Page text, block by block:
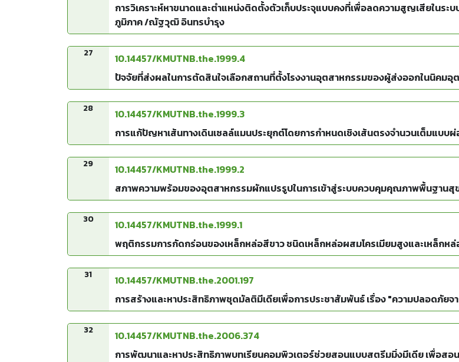
การวิเคราะห์หาขนาดและตำแหน่งติดตั้งตัวเก็บประจุแบบคงที่เพื่อลดความสูญเสียในระ
ภูมิภาค /ณัฐวุฒิ อินทรบำรุง
27 10.14457/KMUTNB.the.1999.4
ปัจจัยที่ส่งผลในการตัดสินใจเลือกสถานที่ตั้งโรงงานอุตสาหกรรมของผู้ส่งออกในนิคมอุ
28 10.14457/KMUTNB.the.1999.3
การแก้ปัญหาเส้นทางเดินเซลล์แมนประยุกต์โดยการกำหนดเชิงเส้นตรงจำนวนเต็มแบบ
29 10.14457/KMUTNB.the.1999.2
สภาพความพร้อมของอุตสาหกรรมผักแปรรูปในการเข้าสู่ระบบควบคุมคุณภาพพื้นฐานสุ
30 10.14457/KMUTNB.the.1999.1
พฤติกรรมการกัดกร่อนของเหล็กหล่อสีขาว ชนิดเหล็กหล่อผสมโครเมียมสูงและเหล็กห
31 10.14457/KMUTNB.the.2001.197
การสร้างและหาประสิทธิภาพชุดมัลติมีเดียเพื่อการประชาสัมพันธ์ เรื่อง "ความปลอดภั
32 10.14457/KMUTNB.the.2006.374
การพัฒนาและหาประสิทธิภาพบทเรียนคอมพิวเตอร์ช่วยสอนแบบสตรีมมิ่งมีเดีย เพื่อสอ